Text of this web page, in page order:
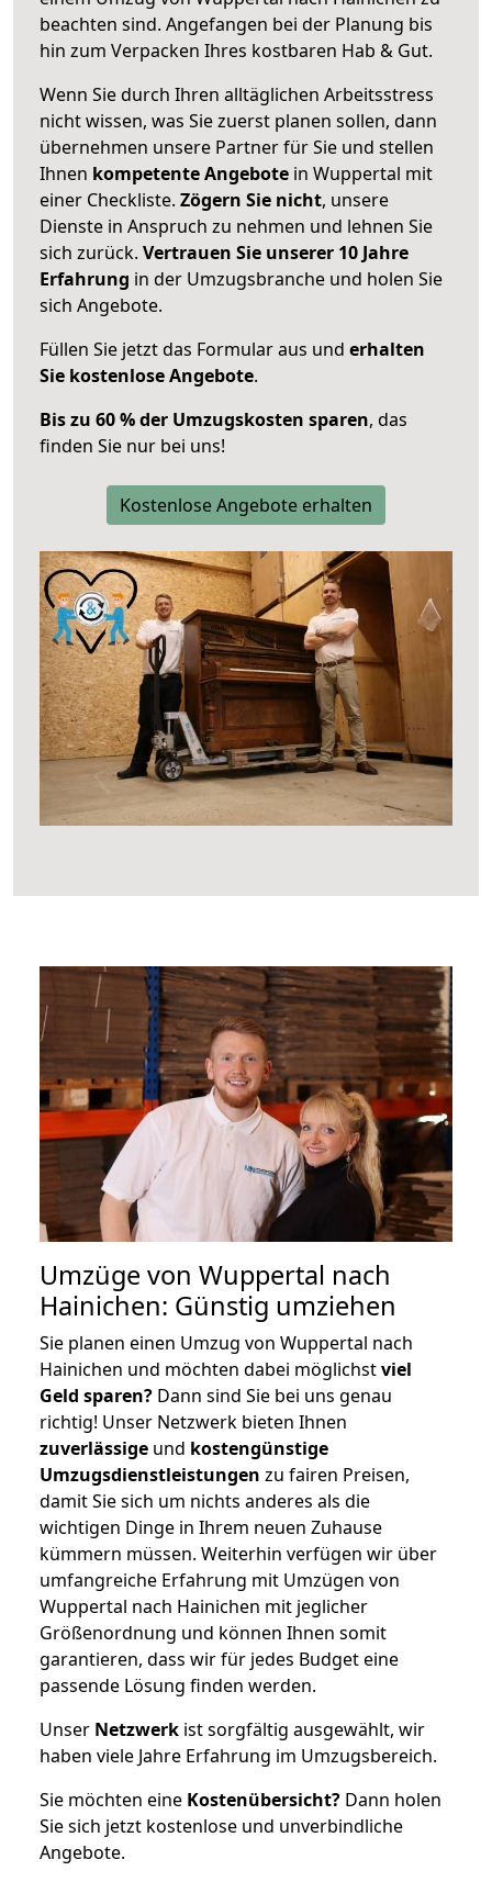
beachten sind. Angefangen bei der Planung bis
hin zum Verpacken Ihres kostbaren Hab & Gut.
Wenn Sie durch Ihren alltäglichen Arbeitsstress
nicht wissen, was Sie zuerst planen sollen, dann
übernehmen unsere Partner für Sie und stellen
Ihnen kompetente Angebote in Wuppertal mit
einer Checkliste. Zögern Sie nicht, unsere
Dienste in Anspruch zu nehmen und lehnen Sie
sich zurück. Vertrauen Sie unserer 10 Jahre
Erfahrung in der Umzugsbranche und holen Sie
sich Angebote.
Füllen Sie jetzt das Formular aus und erhalten
Sie kostenlose Angebote.
Bis zu 60 % der Umzugskosten sparen, das
finden Sie nur bei uns!
Kostenlose Angebote erhalten
Umzüge von Wuppertal nach
Hainichen: Günstig umziehen
Sie planen einen Umzug von Wuppertal nach
Hainichen und möchten dabei möglichstviel
Geld sparen? Dann sind Sie bei uns genau
richtig! Unser Netzwerk bieten Ihnen
zuverlässige und kostengünstige
Umzugsdienstleistungen zu fairen Preisen,
damit Sie sich um nichts anderes als die
wichtigen Dinge in Ihrem neuen Zuhause
kümmern müssen. Weiterhin verfügen wir über
umfangreiche Erfahrung mit Umzügen von
Wuppertal nach Hainichen mit jeglicher
Größenordnung und können Ihnen somit
garantieren, dass wir für jedes Budget eine
passende Lösung finden werden.
Unser Netzwerk ist sorgfältig ausgewählt, wir
haben viele Jahre Erfahrung im Umzugsbereich.
Sie möchten eine Kostenübersicht? Dann holen
Sie sich jetzt kostenlose und unverbindliche
Angebote.